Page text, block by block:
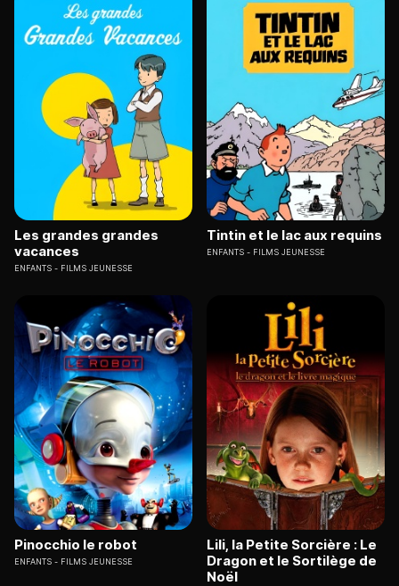
Les grandes grandes
vacances
ENFANTS FILMS JEUNESSE
Tintin et le lac aux requins
ENFANTS FILMS JEUNESSE
Pinocchio le robot
ENFANTS FILMS JEUNESSE
Lili, la Petite Sorcière : Le
Dragon et le Sortilège de
Noël